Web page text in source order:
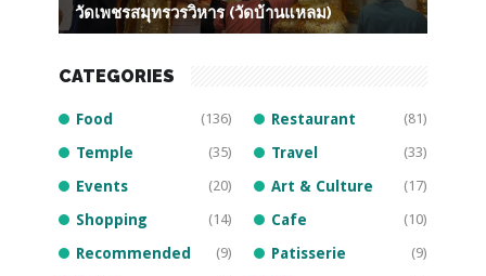
วัดเพชรสมุทรวรวิหาร (วัดบ้านแหลม)
CATEGORIES
Food (136) Restaurant (81)
Temple (35) Travel (33)
Events (20) Art & Culture (17)
Shopping (14) Cafe (10)
Recommended (9) Patisserie (9)